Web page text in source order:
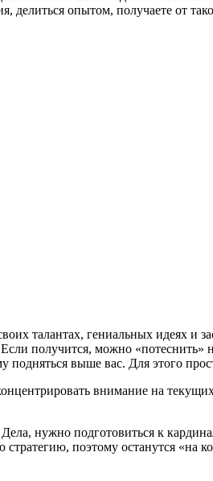
делиться опытом, получаете от
талантах, гениальных идеях
получится, можно
подняться выше вас. Для этого
внимание на
Дела, нужно подготовиться к
стратегию, поэтому останутся